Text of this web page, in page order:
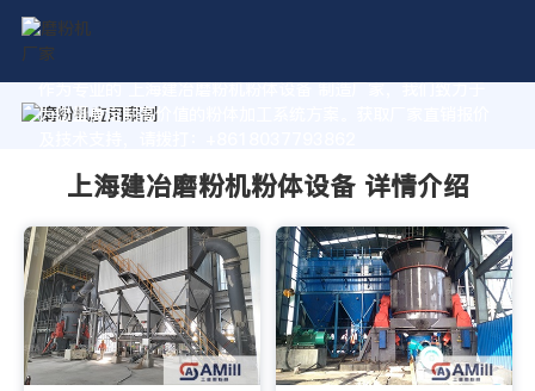
作为专业的 上海建冶磨粉机粉体设备 制造厂家，我们致力于
为您量身定制高价值的粉体加工系统方案。获取厂家直销报价
上海建冶磨粉机粉体设备 详情介绍